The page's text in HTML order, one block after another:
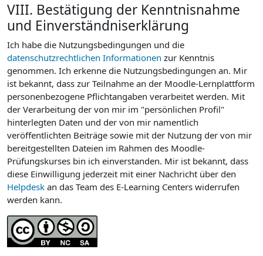
VIII. Bestätigung der Kenntnisnahme
und Einverständniserklärung
Ich habe die Nutzungsbedingungen und die
datenschutzrechtlichen Informationen zur Kenntnis
genommen. Ich erkenne die Nutzungsbedingungen an. Mir
ist bekannt, dass zur Teilnahme an der Moodle-Lernplattform
personenbezogene Pflichtangaben verarbeitet werden. Mit
der Verarbeitung der von mir im "persönlichen Profil"
hinterlegten Daten und der von mir namentlich
veröffentlichten Beiträge sowie mit der Nutzung der von mir
bereitgestellten Dateien im Rahmen des Moodle-
Prüfungskurses bin ich einverstanden. Mir ist bekannt, dass
diese Einwilligung jederzeit mit einer Nachricht über den
Helpdesk an das Team des E-Learning Centers widerrufen
werden kann.